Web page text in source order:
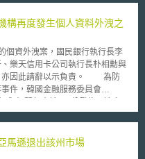
構再度發生個人資料外洩之
資外洩案，國民銀行執行長李
樂天信用卡公司執行長朴相勳與
亦因此請辭以示負責。 為防
件，韓國金融服務委員會
要求在處理客戶的個人資料時的
人資料之相關權利，包括金融
馬遜退出該州市場